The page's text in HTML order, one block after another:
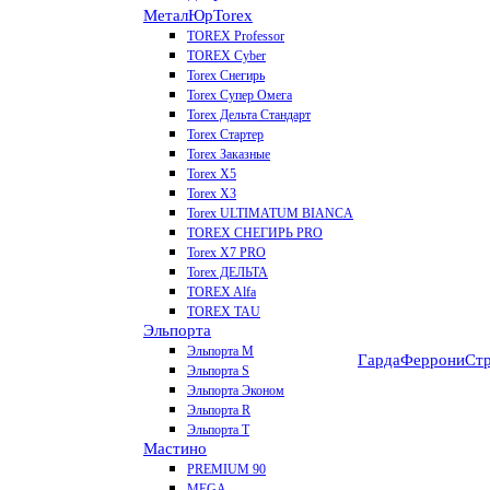
МеталЮрTorex
TOREX Professor
TOREX Cyber
Torex Снегирь
Torex Супер Омега
Torex Дельта Стандарт
Torex Стартер
Torex Заказные
Torex Х5
Torex Х3
Torex ULTIMATUM BIANCA
TOREX СНЕГИРЬ PRO
Torex X7 PRO
Torex ДЕЛЬТА
TOREX Alfa
TOREX TAU
Эльпорта
Эльпорта M
Эльпорта S
Эльпорта Эконом
Эльпорта R
Эльпорта Т
Мастино
PREMIUM 90
ГардаФеррони